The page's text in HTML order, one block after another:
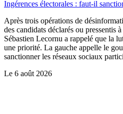
Ingérences électorales : faut-il
Après trois opérations de
des candidats déclarés ou pressentis
Sébastien Lecornu a rappelé que la
une priorité. La gauche appelle le
sanctionner les réseaux sociaux
Le 6 août 2026